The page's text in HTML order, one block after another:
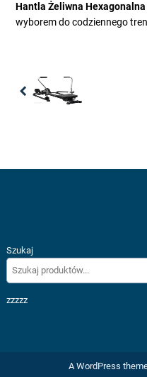
Hantla Żeliwna Hexagonalna
wyborem do codziennego
Szukaj
zzzzz
A WordPress